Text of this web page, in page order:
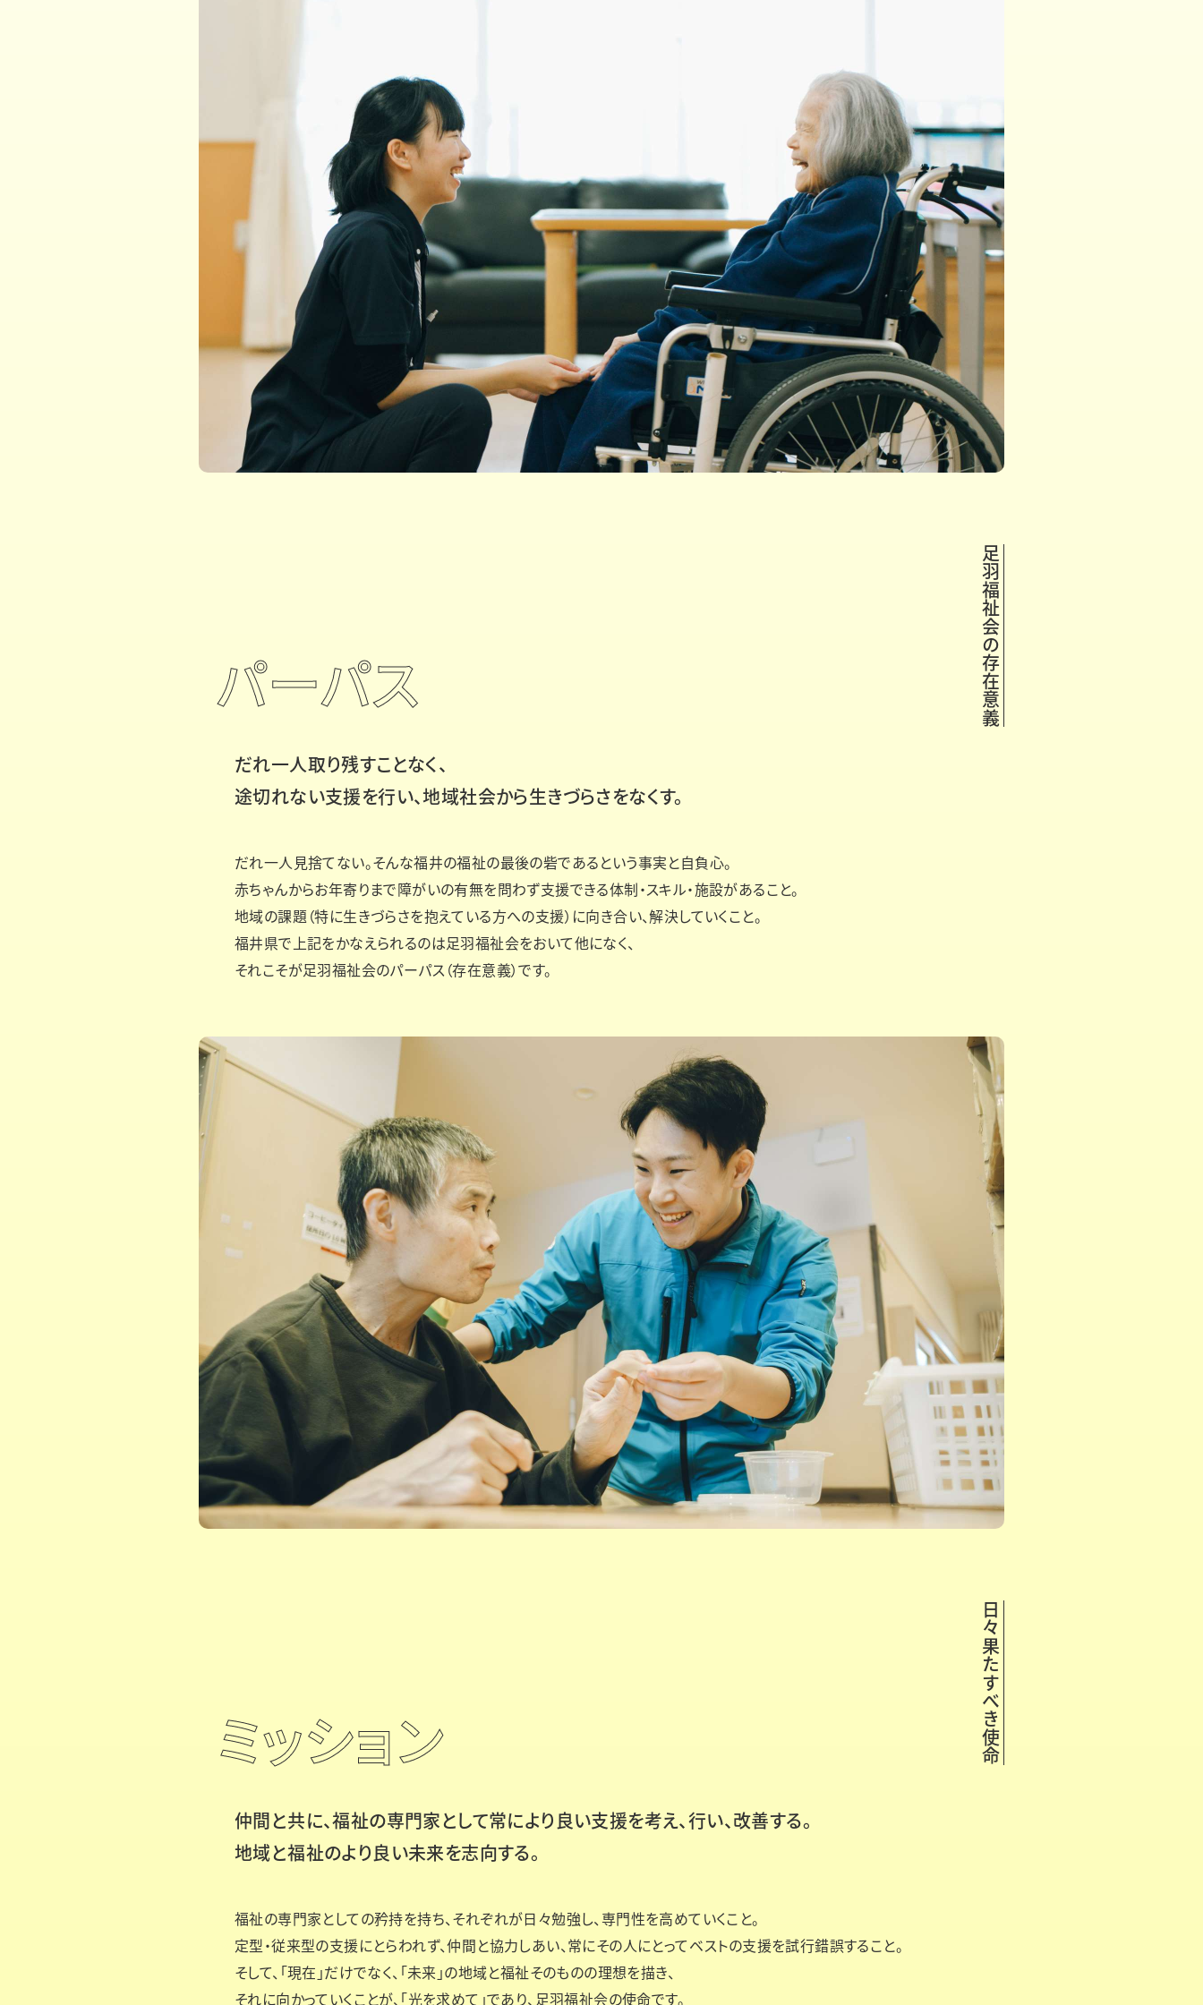
足羽福祉会の存在意義
パーパス
だれ一人取り残すことなく、
途切れない支援を行い、地域社会から生きづらさをなくす。
だれ一人見捨てない。そんな福井の福祉の最後の砦であるという事実と自負心。
赤ちゃんからお年寄りまで障がいの有無を問わず支援できる体制・スキル・施設があること。
地域の課題（特に生きづらさを抱えている方への支援）に向き合い、解決していくこと。
福井県で上記をかなえられるのは足羽福祉会をおいて他になく、
それこそが足羽福祉会のパーパス（存在意義）です。
日々果たすべき使命
ミッション
仲間と共に、福祉の専門家として常により良い支援を考え、行い、改善する。
地域と福祉のより良い未来を志向する。
福祉の専門家としての矜持を持ち、それぞれが日々勉強し、専門性を高めていくこと。
定型・従来型の支援にとらわれず、仲間と協力しあい、常にその人にとってベストの支援を試行錯誤すること。
そして、「現在」だけでなく、「未来」の地域と福祉そのものの理想を描き、
それに向かっていくことが、「光を求めて」であり、足羽福祉会の使命です。